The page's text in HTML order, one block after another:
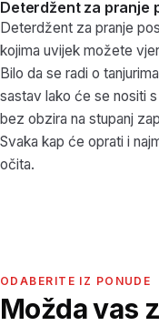
Deterdžent za pranje
Deterdžent za pranje
kojima uvijek možete
Bilo da se radi o
sastav lako će se nositi
bez obzira na stupanj
Svaka kap će oprati i
očita.
ODABERITE IZ PONUDE
Možda vas